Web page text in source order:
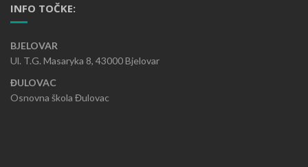
INFO TOČKE:
BJELOVAR
Ul. T.G. Masaryka 8, 43000 Bjelovar
ĐULOVAC
Osnovna škola Đulovac